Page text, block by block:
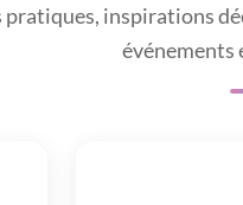
pratiques, inspirations
événements